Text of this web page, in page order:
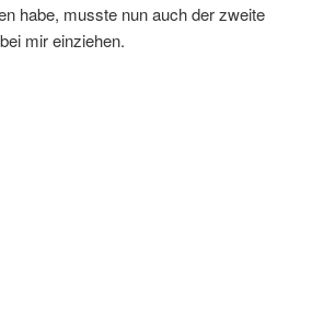
habe, musste nun auch der zweite
mir einziehen.